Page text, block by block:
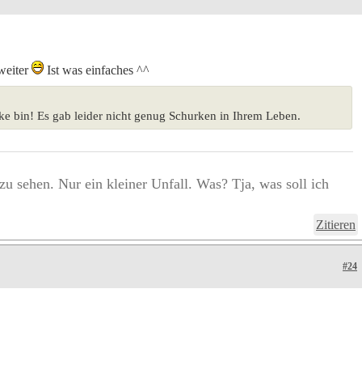
Ist was einfaches ^^
bin! Es gab leider nicht genug Schurken in Ihrem Leben.
sehen. Nur ein kleiner Unfall. Was? Tja, was soll ich
Zitieren
#24